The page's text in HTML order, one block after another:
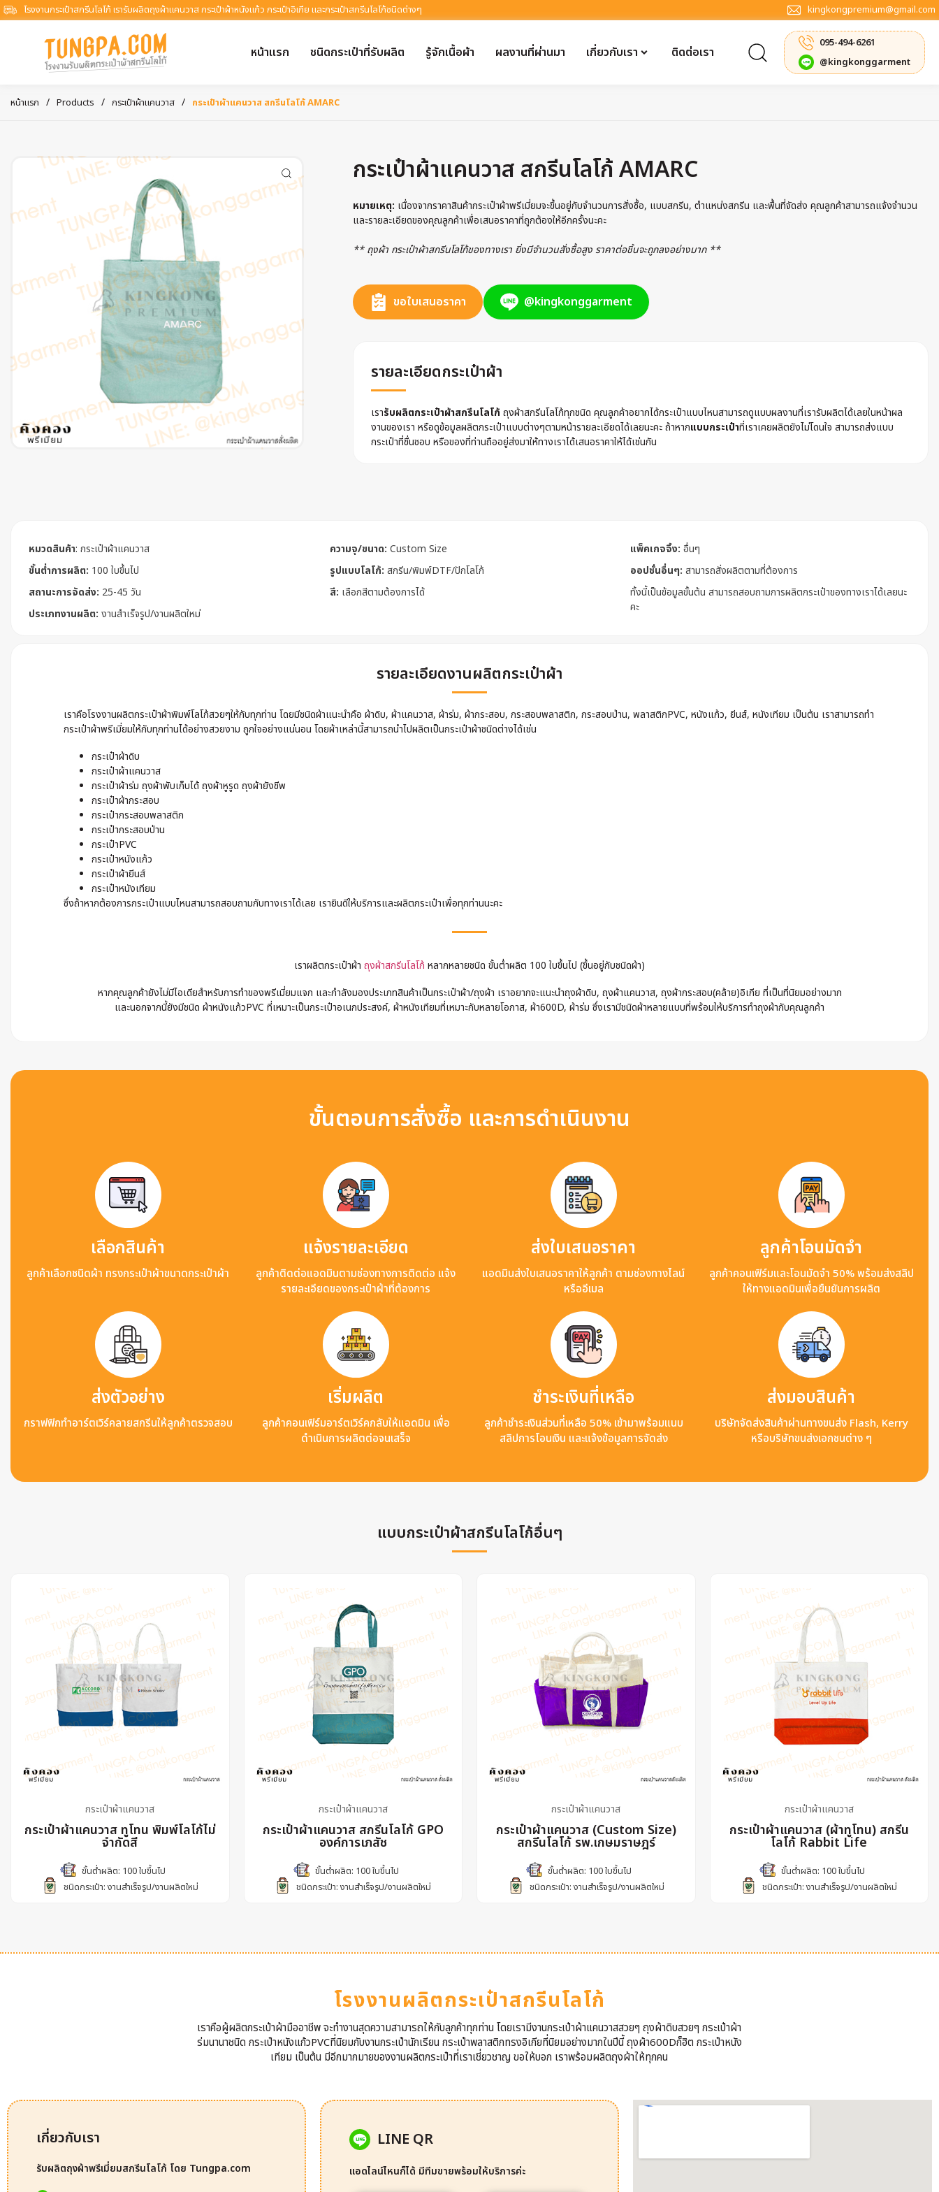
โรงงานกระเป๋าสกรีนโลโก้ เรารับผลิตถุงผ้าแคนวาส กระเป๋าผ้าหนังแก้ว กระเป๋าอิเกีย และกระเป๋าสกรีนโลโก้ชนิดต่างๆ kingkongpremium@gmail.com
หน้าแรก ชนิดกระเป๋าที่รับผลิต รู้จักเนื้อผ้า ผลงานที่ผ่านมา เกี่ยวกับเรา ติดต่อเรา
095-494-6261
@kingkonggarment
หน้าแรก / Products / กระเป๋าผ้าแคนวาส / กระเป๋าผ้าแคนวาส สกรีนโลโก้ AMARC
กระเป๋าผ้าแคนวาส สกรีนโลโก้ AMARC
หมายเหตุ: เนื่องจากราคาสินค้ากระเป๋าผ้าพรีเมี่ยมจะขึ้นอยู่กับจำนวนการสั่งซื้อ, แบบสกรีน, ตำแหน่งสกรีน และพื้นที่จัดส่ง คุณลูกค้าสามารถแจ้งจำนวน
และรายละเอียดของคุณลูกค้าเพื่อเสนอราคาที่ถูกต้องให้อีกครั้งนะคะ
** ถุงผ้า กระเป๋าผ้าสกรีนโลโก้ของทางเรา ยิ่งมีจำนวนสั่งซื้อสูง ราคาต่อชิ้นจะถูกลงอย่างมาก **
ขอใบเสนอราคา @kingkonggarment
รายละเอียดกระเป๋าผ้า
เรารับผลิตกระเป๋าผ้าสกรีนโลโก้ ถุงผ้าสกรีนโลโก้ทุกชนิด คุณลูกค้าอยากได้กระเป๋าแบบไหนสามารถดูแบบผลงานที่เรารับผลิตได้เลยในหน้าผล
งานของเรา หรือดูข้อมูลผลิตกระเป๋าแบบต่างๆตามหน้ารายละเอียดได้เลยนะคะ ถ้าหากแบบกระเป๋าที่เราเคยผลิตยังไม่โดนใจ สามารถส่งแบบ
กระเป๋าที่ชื่นชอบ หรือของที่ท่านถืออยู่ส่งมาให้ทางเราได้เสนอราคาให้ได้เช่นกัน
หมวดสินค้า: กระเป๋าผ้าแคนวาส
ขั้นต่ำการผลิต: 100 ใบขึ้นไป
สถานะการจัดส่ง: 25-45 วัน
ประเภทงานผลิต: งานสำเร็จรูป/งานผลิตใหม่
ความจุ/ขนาด: Custom Size
รูปแบบโลโก้: สกรีน/พิมพ์DTF/ปักโลโก้
สี: เลือกสีตามต้องการได้
แพ็คเกจจิ้ง: อื่นๆ
ออปชั่นอื่นๆ: สามารถสั่งผลิตตามที่ต้องการ
ทั้งนี้เป็นข้อมูลขั้นต้น สามารถสอบถามการผลิตกระเป๋าของทางเราได้เลยนะ
คะ
รายละเอียดงานผลิตกระเป๋าผ้า
เราคือโรงงานผลิตกระเป๋าผ้าพิมพ์โลโก้สวยๆให้กับทุกท่าน โดยมีชนิดผ้าแนะนำคือ ผ้าดิบ, ผ้าแคนวาส, ผ้าร่ม, ผ้ากระสอบ, กระสอบพลาสติก, กระสอบป่าน, พลาสติกPVC, หนังแก้ว, ยีนส์, หนังเทียม เป็นต้น เราสามารถทำ
กระเป๋าผ้าพรีเมี่ยมให้กับทุกท่านได้อย่างสวยงาม ถูกใจอย่างแน่นอน โดยผ้าเหล่านี้สามารถนำไปผลิตเป็นกระเป๋าผ้าชนิดต่างได้เช่น
กระเป๋าผ้าดิบ
กระเป๋าผ้าแคนวาส
กระเป๋าผ้าร่ม ถุงผ้าพับเก็บได้ ถุงผ้าหูรูด ถุงผ้ายังชีพ
กระเป๋าผ้ากระสอบ
กระเป๋ากระสอบพลาสติก
กระเป๋ากระสอบป่าน
กระเป๋าPVC
กระเป๋าหนังแก้ว
กระเป๋าผ้ายีนส์
กระเป๋าหนังเทียม
ซึ่งถ้าหากต้องการกระเป๋าแบบไหนสามารถสอบถามกับทางเราได้เลย เรายินดีให้บริการและผลิตกระเป๋าเพื่อทุกท่านนะคะ
เราผลิตกระเป๋าผ้า ถุงผ้าสกรีนโลโก้ หลากหลายชนิด ขั้นต่ำผลิต 100 ใบขึ้นไป (ขึ้นอยู่กับชนิดผ้า)
หากคุณลูกค้ายังไม่มีไอเดียสำหรับการทำของพรีเมี่ยมแจก และกำลังมองประเภทสินค้าเป็นกระเป๋าผ้า/ถุงผ้า เราอยากจะแนะนำถุงผ้าดิบ, ถุงผ้าแคนวาส, ถุงผ้ากระสอบ(คล้าย)อิเกีย ที่เป็นที่นิยมอย่างมาก
และนอกจากนี้ยังมีชนิด ผ้าหนังแก้วPVC ที่เหมาะเป็นกระเป๋าอเนกประสงค์, ผ้าหนังเทียมที่เหมาะกับหลายโอกาส, ผ้า600D, ผ้าร่ม ซึ่งเรามีชนิดผ้าหลายแบบที่พร้อมให้บริการทำถุงผ้ากับคุณลูกค้า
ขั้นตอนการสั่งซื้อ และการดำเนินงาน
เลือกสินค้า
ลูกค้าเลือกชนิดผ้า ทรงกระเป๋าผ้าขนาดกระเป๋าผ้า
แจ้งรายละเอียด
ลูกค้าติดต่อแอดมินตามช่องทางการติดต่อ แจ้ง
รายละเอียดของกระเป๋าผ้าที่ต้องการ
ส่งใบเสนอราคา
แอดมินส่งใบเสนอราคาให้ลูกค้า ตามช่องทางไลน์
หรืออีเมล
ลูกค้าโอนมัดจำ
ลูกค้าคอนเฟิร์มและโอนมัดจำ 50% พร้อมส่งสลิป
ให้ทางแอดมินเพื่อยืนยันการผลิต
ส่งตัวอย่าง
กราฟฟิกทำอาร์ตเวิร์คลายสกรีนให้ลูกค้าตรวจสอบ
เริ่มผลิต
ลูกค้าคอนเฟิร์มอาร์ตเวิร์คกลับให้แอดมิน เพื่อ
ดำเนินการผลิตต่อจนเสร็จ
ชำระเงินที่เหลือ
ลูกค้าชำระเงินส่วนที่เหลือ 50% เข้ามาพร้อมแนบ
สลิปการโอนเงิน และแจ้งข้อมูลการจัดส่ง
ส่งมอบสินค้า
บริษัทจัดส่งสินค้าผ่านทางขนส่ง Flash, Kerry
หรือบริษัทขนส่งเอกชนต่าง ๆ
แบบกระเป๋าผ้าสกรีนโลโก้อื่นๆ
กระเป๋าผ้าแคนวาส
กระเป๋าผ้าแคนวาส ทูโทน พิมพ์โลโก้ไม่
จำกัดสี
ขั้นต่ำผลิต: 100 ใบขึ้นไป
ชนิดกระเป๋า: งานสำเร็จรูป/งานผลิตใหม่
กระเป๋าผ้าแคนวาส
กระเป๋าผ้าแคนวาส สกรีนโลโก้ GPO
องค์การเภสัช
ขั้นต่ำผลิต: 100 ใบขึ้นไป
ชนิดกระเป๋า: งานสำเร็จรูป/งานผลิตใหม่
กระเป๋าผ้าแคนวาส
กระเป๋าผ้าแคนวาส (Custom Size)
สกรีนโลโก้ รพ.เกษมราษฎร์
ขั้นต่ำผลิต: 100 ใบขึ้นไป
ชนิดกระเป๋า: งานสำเร็จรูป/งานผลิตใหม่
กระเป๋าผ้าแคนวาส
กระเป๋าผ้าแคนวาส (ผ้าทูโทน) สกรีน
โลโก้ Rabbit Life
ขั้นต่ำผลิต: 100 ใบขึ้นไป
ชนิดกระเป๋า: งานสำเร็จรูป/งานผลิตใหม่
โรงงานผลิตกระเป๋าสกรีนโลโก้
เราคือผู้ผลิตกระเป๋าผ้ามืออาชีพ จะทำงานสุดความสามารถให้กับลูกค้าทุกท่าน โดยเรามีงานกระเป๋าผ้าแคนวาสสวยๆ ถุงผ้าดิบสวยๆ กระเป๋าผ้า
ร่มนานาชนิด กระเป๋าหนังแก้วPVCที่นิยมกับงานกระเป๋านักเรียน กระเป๋าพลาสติกทรงอิเกียที่นิยมอย่างมากในปีนี้ ถุงผ้า600Dก็ฮิต กระเป๋าหนัง
เทียม เป็นต้น มีอีกมากมายของงานผลิตกระเป๋าที่เราเชี่ยวชาญ ขอให้บอก เราพร้อมผลิตถุงผ้าให้ทุกคน
เกี่ยวกับเรา
รับผลิตถุงผ้าพรีเมี่ยมสกรีนโลโก้ โดย Tungpa.com
LINE QR
แอดไลน์ไหนก็ได้ มีทีมขายพร้อมให้บริการค่ะ